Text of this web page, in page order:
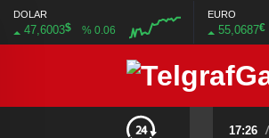
DOLAR
47,6003$ % 0.06
EURO
55,0687€
17:26 /